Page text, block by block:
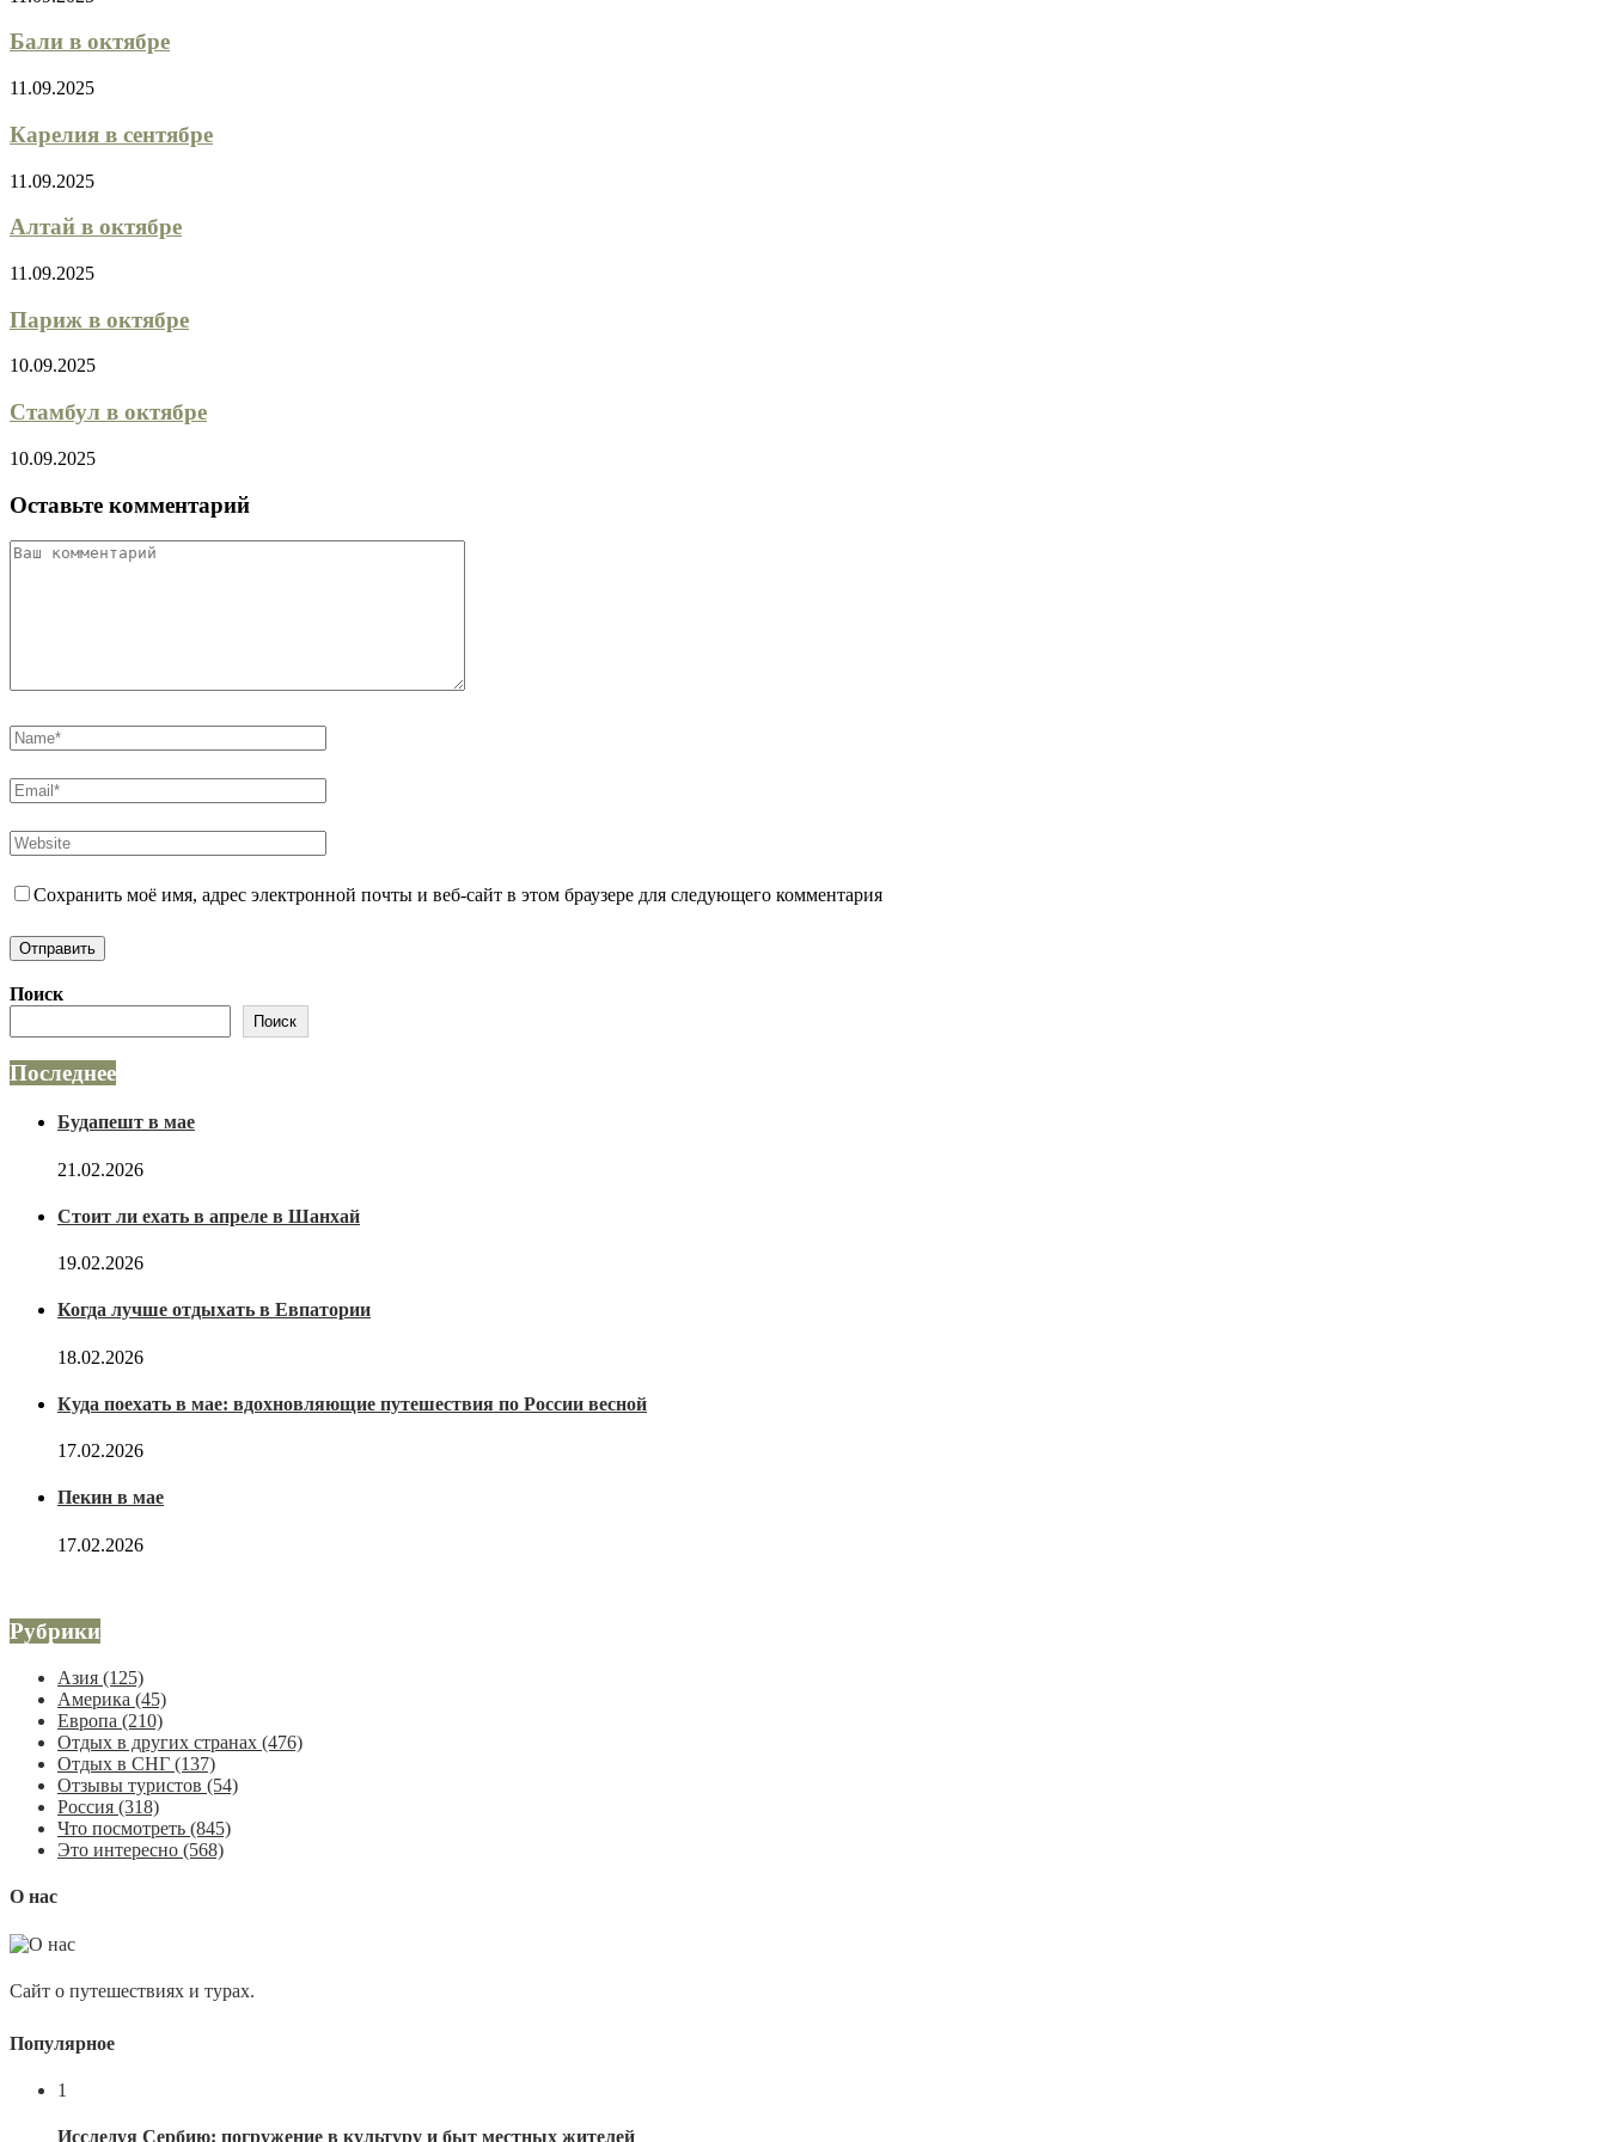
Бали в октябре
11.09.2025
Карелия в сентябре
11.09.2025
Алтай в октябре
11.09.2025
Париж в октябре
10.09.2025
Стамбул в октябре
10.09.2025
Оставьте комментарий
Сохранить моё имя, адрес электронной почты и веб-сайт в этом браузере для следующего комментария
Поиск
Поиск
Последнее
Будапешт в мае
21.02.2026
Стоит ли ехать в апреле в Шанхай
19.02.2026
Когда лучше отдыхать в Евпатории
18.02.2026
Куда поехать в мае: вдохновляющие путешествия по России весной
17.02.2026
Пекин в мае
17.02.2026
Рубрики
Азия (125)
Америка (45)
Европа (210)
Отдых в других странах (476)
Отдых в СНГ (137)
Отзывы туристов (54)
Россия (318)
Что посмотреть (845)
Это интересно (568)
О нас
Сайт о путешествиях и турах.
Популярное
1
Исследуя Сербию: погружение в культуру и быт местных жителей